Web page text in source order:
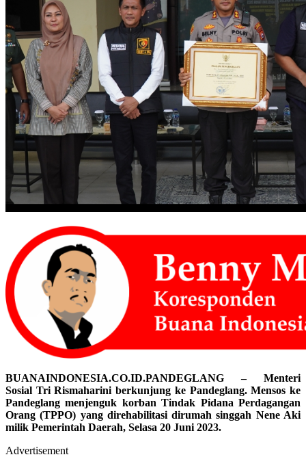
BUANAINDONESIA.CO.ID.PANDEGLANG – Menteri
Sosial Tri Rismaharini berkunjung ke Pandeglang. Mensos ke
Pandeglang menjenguk korban Tindak Pidana Perdagangan
Orang (TPPO) yang direhabilitasi dirumah singgah Nene Aki
milik Pemerintah Daerah, Selasa 20 Juni 2023.
Advertisement